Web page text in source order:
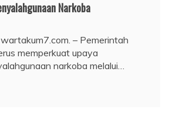
Narkoba
– Pemerintah
memperkuat upaya
narkoba melalui…